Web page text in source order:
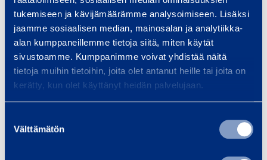
tukemiseen ja kävijämäärämme analysoimiseen. Lisäksi
jaamme sosiaalisen median, mainosalan ja analytiikka-
alan kumppaneillemme tietoja siitä, miten käytät
sivustoamme. Kumppanimme voivat yhdistää näitä
tietoja muihin tietoihin, joita olet antanut heille tai joita on
kerätty, kun olet käyttänyt heidän palvelujaan.
valinta
Välttämätön
Kuljetuskorkeus
Pituus
Leveys 0,78 m
Korkeus 1,99 m